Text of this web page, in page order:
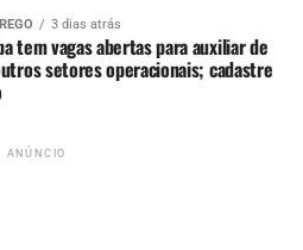
a facadas na zona norte de
das vítimas é preso
de tempestades e altos
3 dias atrás
tem vagas abertas para auxiliar de
setores operacionais; cadastre
ANÚNCIO